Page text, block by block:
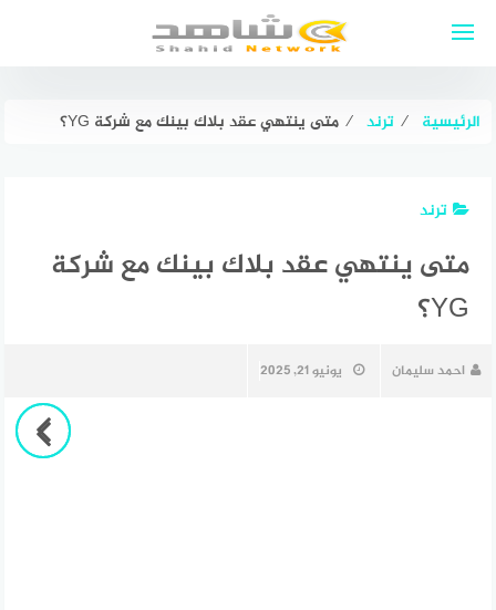
الرئيسية ⁄ ترند ⁄ متى ينتهي عقد بلاك بينك مع شركة YG؟
ترند
متى ينتهي عقد بلاك بينك مع شركة
YG؟
احمد سليمان يونيو 21, 2025